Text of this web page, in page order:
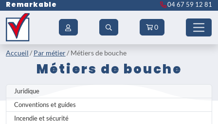
Remarkable 04 67 59 12 81
0
Accueil Par métier Métiers de bouche
Métiers de bouche
Juridique
Conventions et guides
Incendie et sécurité